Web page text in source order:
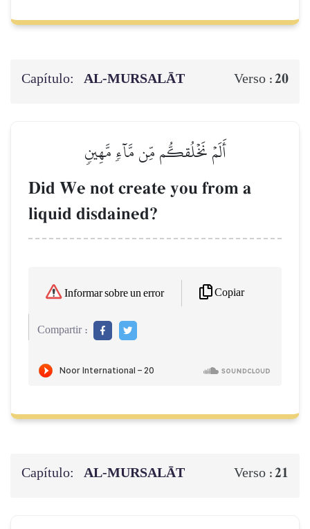
Capítulo: AL‑MURSALĀT Verso :20
أَلَمۡ نَخۡلُقكُّم مِّن مَّآءٖ مَّهِينٖ
Did We not create you from a
liquid disdained?
Informar sobre un error Copiar
Compartir :
Capítulo: AL‑MURSALĀT Verso :21